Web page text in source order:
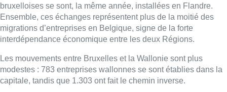
bruxelloises se sont, la même année, installées en Flandre.
Ensemble, ces échanges représentent plus de la moitié des
migrations d’entreprises en Belgique, signe de la forte
interdépendance économique entre les deux Régions.
Les mouvements entre Bruxelles et la Wallonie sont plus
modestes : 783 entreprises wallonnes se sont établies dans la
capitale, tandis que 1.303 ont fait le chemin inverse.